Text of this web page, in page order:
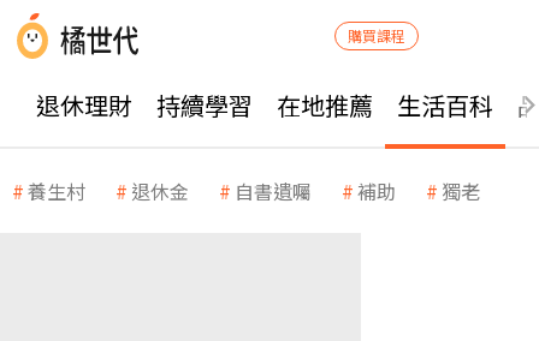
購買課程
退休理財 持續學習 在地推薦 生活百科
養生村 退休金 自書遺囑 補助 獨老